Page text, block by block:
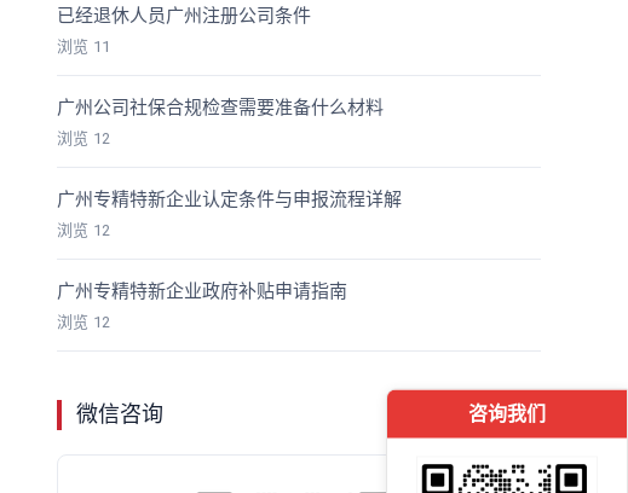
已经退休人员广州注册公司条件
浏览 11
广州公司社保合规检查需要准备什么材料
浏览 12
广州专精特新企业认定条件与申报流程详解
浏览 12
广州专精特新企业政府补贴申请指南
浏览 12
微信咨询 咨询我们